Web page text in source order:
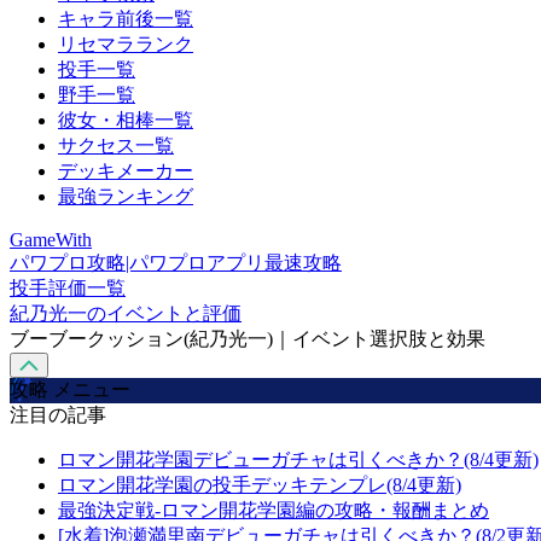
キャラ前後一覧
リセマラランク
投手一覧
野手一覧
彼女・相棒一覧
サクセス一覧
デッキメーカー
最強ランキング
GameWith
パワプロ攻略|パワプロアプリ最速攻略
投手評価一覧
紀乃光一のイベントと評価
ブーブークッション(紀乃光一)｜イベント選択肢と効果
攻略 メニュー
注目の記事
ロマン開花学園デビューガチャは引くべきか？(8/4更新)
ロマン開花学園の投手デッキテンプレ(8/4更新)
最強決定戦-ロマン開花学園編の攻略・報酬まとめ
[水着]泡瀬満里南デビューガチャは引くべきか？(8/2更